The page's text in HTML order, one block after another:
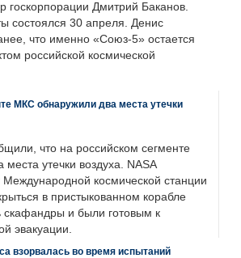
госкорпорации Дмитрий Баканов.
состоялся 30 апреля. Денис
что именно «Союз-5» остается
российской космической
МКС обнаружили два места утечки
что на российском сегменте
утечки воздуха. NASA
космической станции
в пристыкованном корабле
скафандры и были готовым к
эвакуации.
взорвалась во время испытаний